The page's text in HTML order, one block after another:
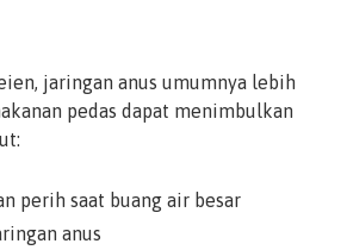
jaringan anus umumnya lebih
pedas dapat menimbulkan
perih saat buang air besar
anus